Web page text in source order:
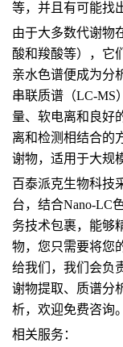
等，并且有可能找
由于大多数代谢物
酸和羧酸等），它
亲水色谱便成为分
串联质谱（LC-MS
量、软电离和良好
离和检测相结合的
谢物，适用于大规
百泰派克生物科技
台，结合Nano-LC
务技术包裹，能够
物，您只需要将您
给我们，我们会负
谢物提取、质谱分
析，欢迎免费咨询。
相关服务：